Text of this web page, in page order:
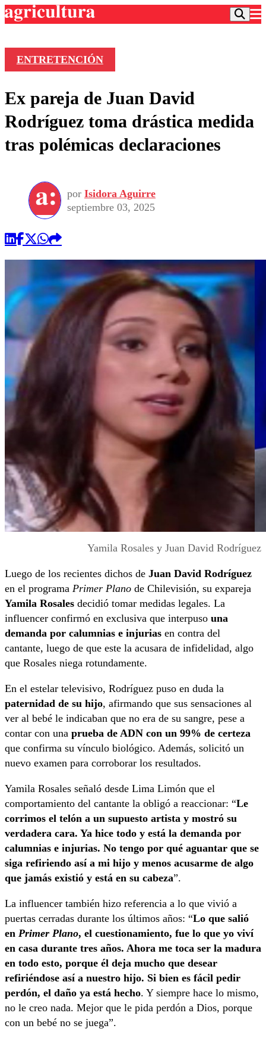
Frecuencias
Agricultura TV
Deportes
Colo Colo
Seleccion Chilena
Torneo Internacional
Universidad de Chile
Entretención
Economía
Internacional
Sustentabilidad
Publicaciones en medios
Opinión
ENTRETENCIÓN
Ex pareja de Juan David
Rodríguez toma drástica medida
tras polémicas declaraciones
por Isidora Aguirre
septiembre 03, 2025
Yamila Rosales y Juan David Rodríguez
Luego de los recientes dichos de Juan David Rodríguez
en el programa Primer Plano de Chilevisión, su expareja
Yamila Rosales decidió tomar medidas legales. La
influencer confirmó en exclusiva que interpuso una
demanda por calumnias e injurias en contra del
cantante, luego de que este la acusara de infidelidad, algo
que Rosales niega rotundamente.
En el estelar televisivo, Rodríguez puso en duda la
paternidad de su hijo, afirmando que sus sensaciones al
ver al bebé le indicaban que no era de su sangre, pese a
contar con una prueba de ADN con un 99% de certeza
que confirma su vínculo biológico. Además, solicitó un
nuevo examen para corroborar los resultados.
Yamila Rosales señaló desde Lima Limón que el
comportamiento del cantante la obligó a reaccionar: “Le
corrimos el telón a un supuesto artista y mostró su
verdadera cara. Ya hice todo y está la demanda por
calumnias e injurias. No tengo por qué aguantar que se
siga refiriendo así a mi hijo y menos acusarme de algo
que jamás existió y está en su cabeza”.
La influencer también hizo referencia a lo que vivió a
puertas cerradas durante los últimos años: “Lo que salió
en Primer Plano, el cuestionamiento, fue lo que yo viví
en casa durante tres años. Ahora me toca ser la madura
en todo esto, porque él deja mucho que desear
refiriéndose así a nuestro hijo. Si bien es fácil pedir
perdón, el daño ya está hecho. Y siempre hace lo mismo,
no le creo nada. Mejor que le pida perdón a Dios, porque
con un bebé no se juega”.